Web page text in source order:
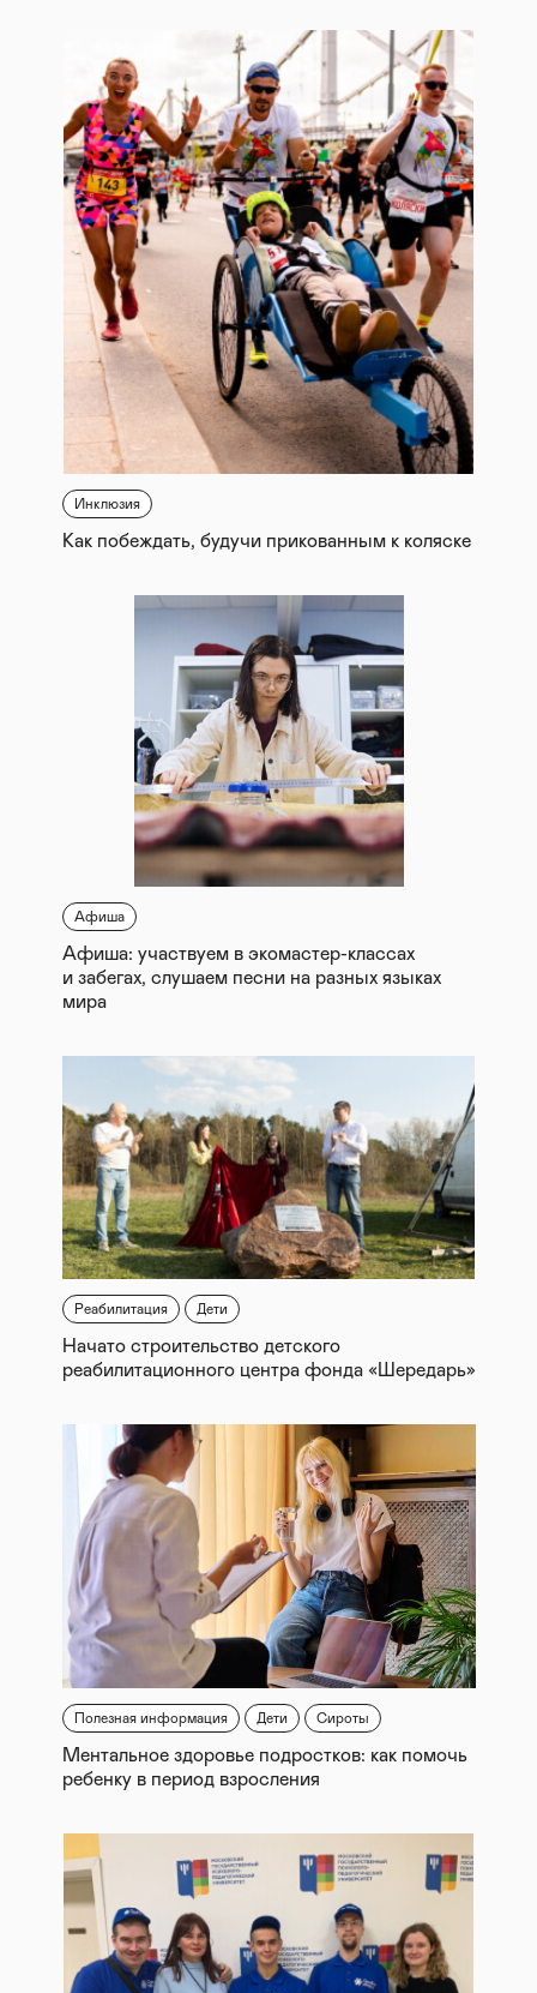
Инклюзия
Как побеждать, будучи прикованным к коляске
Афиша
Афиша: участвуем в экомастер-классах
и забегах, слушаем песни на разных языках
мира
Реабилитация Дети
Начато строительство детского
реабилитационного центра фонда «Шередарь»
Полезная информация Дети Сироты
Ментальное здоровье подростков: как помочь
ребенку в период взросления